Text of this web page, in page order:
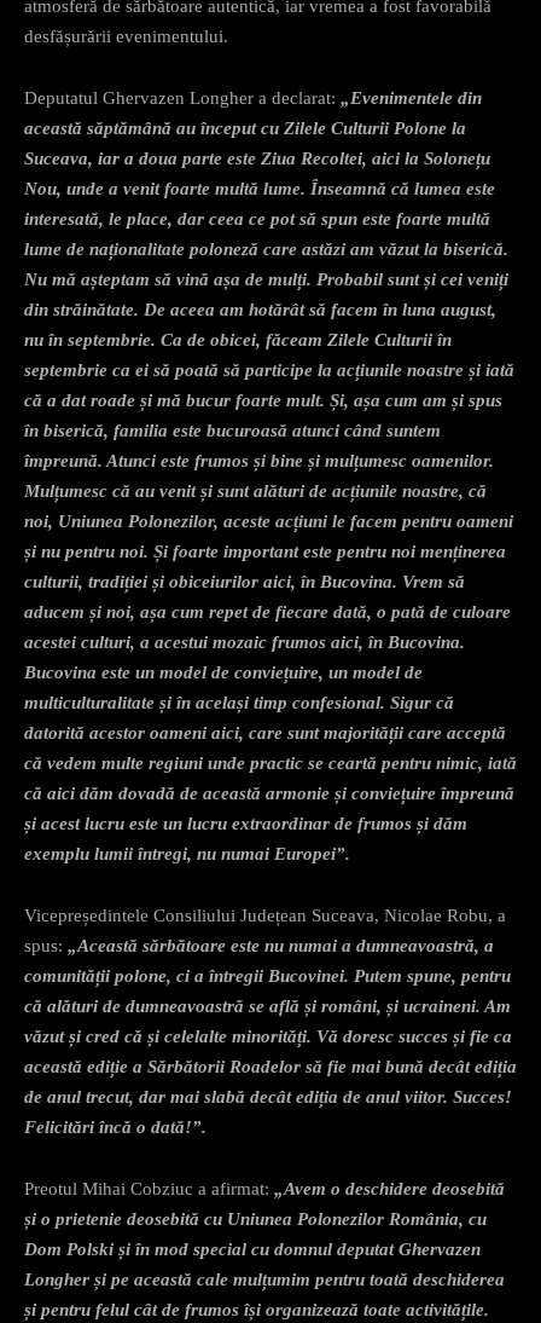
atmosferă de sărbătoare autentică, iar vremea a fost favorabilă
desfășurării evenimentului.
Deputatul Ghervazen Longher a declarat: „Evenimentele din
această săptămână au început cu Zilele Culturii Polone la
Suceava, iar a doua parte este Ziua Recoltei, aici la Solonețu
Nou, unde a venit foarte multă lume. Înseamnă că lumea este
interesată, le place, dar ceea ce pot să spun este foarte multă
lume de naționalitate poloneză care astăzi am văzut la biserică.
Nu mă așteptam să vină așa de mulți. Probabil sunt și cei veniți
din străinătate. De aceea am hotărât să facem în luna august,
nu în septembrie. Ca de obicei, făceam Zilele Culturii în
septembrie ca ei să poată să participe la acțiunile noastre și iată
că a dat roade și mă bucur foarte mult. Și, așa cum am și spus
în biserică, familia este bucuroasă atunci când suntem
împreună. Atunci este frumos și bine și mulțumesc oamenilor.
Mulțumesc că au venit și sunt alături de acțiunile noastre, că
noi, Uniunea Polonezilor, aceste acțiuni le facem pentru oameni
și nu pentru noi. Și foarte important este pentru noi menținerea
culturii, tradiției și obiceiurilor aici, în Bucovina. Vrem să
aducem și noi, așa cum repet de fiecare dată, o pată de culoare
acestei culturi, a acestui mozaic frumos aici, în Bucovina.
Bucovina este un model de conviețuire, un model de
multiculturalitate și în același timp confesional. Sigur că
datorită acestor oameni aici, care sunt majorității care acceptă
că vedem multe regiuni unde practic se ceartă pentru nimic, iată
că aici dăm dovadă de această armonie și conviețuire împreună
și acest lucru este un lucru extraordinar de frumos și dăm
exemplu lumii întregi, nu numai Europei”.
Vicepreședintele Consiliului Județean Suceava, Nicolae Robu, a
spus: „Această sărbătoare este nu numai a dumneavoastră, a
comunității polone, ci a întregii Bucovinei. Putem spune, pentru
că alături de dumneavoastră se află și români, și ucraineni. Am
văzut și cred că și celelalte minorități. Vă doresc succes și fie ca
această ediție a Sărbătorii Roadelor să fie mai bună decât ediția
de anul trecut, dar mai slabă decât ediția de anul viitor. Succes!
Felicitări încă o dată!”.
Preotul Mihai Cobziuc a afirmat: „Avem o deschidere deosebită
și o prietenie deosebită cu Uniunea Polonezilor România, cu
Dom Polski și în mod special cu domnul deputat Ghervazen
Longher și pe această cale mulțumim pentru toată deschiderea
și pentru felul cât de frumos își organizează toate activitățile.